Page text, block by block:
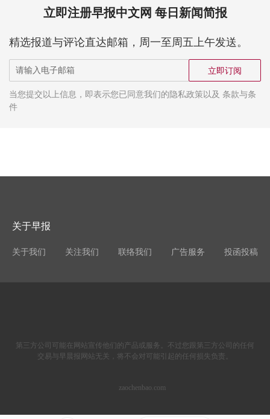
立即注册早报中文网 每日新闻简报
精选报道与评论直达邮箱，周一至周五上午发送。
立即订阅
当您提交以上信息，即表示您已同意我们的隐私政策以及 条款与条
件
关于早报
关于我们 关注我们 联络我们 广告服务 投函投稿
第三方公司可能在网站宣传他们的产品或服务。不过您跟第三方公司的任何
交易与早晨报网站无关，将不会对可能引起的任何损失负责。
zaochenbao.com